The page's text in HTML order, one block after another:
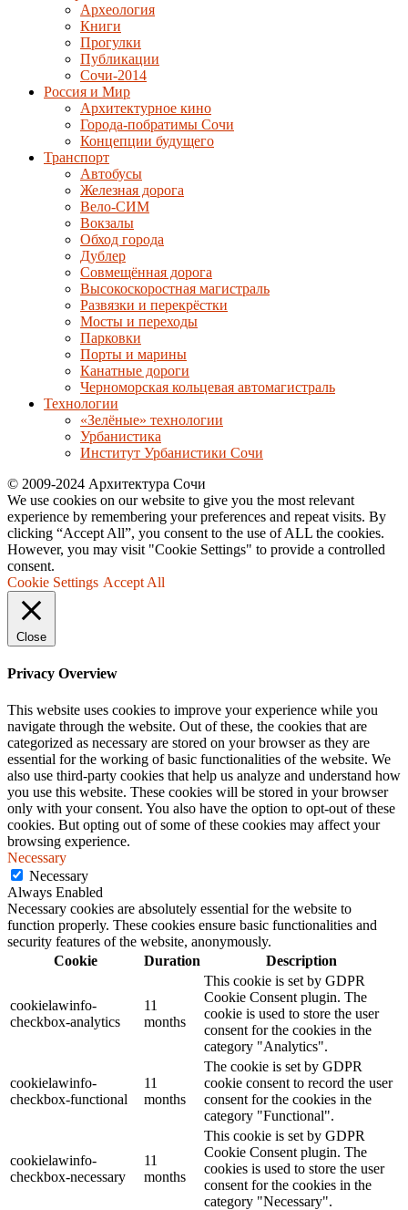
Археология
Книги
Прогулки
Публикации
Сочи-2014
Россия и Мир
Архитектурное кино
Города-побратимы Сочи
Концепции будущего
Транспорт
Автобусы
Железная дорога
Вело-СИМ
Вокзалы
Обход города
Дублер
Совмещённая дорога
Высокоскоростная магистраль
Развязки и перекрёстки
Мосты и переходы
Парковки
Порты и марины
Канатные дороги
Черноморская кольцевая автомагистраль
Технологии
«Зелёные» технологии
Урбанистика
Институт Урбанистики Сочи
© 2009-2024 Архитектура Сочи
We use cookies on our website to give you the most relevant
experience by remembering your preferences and repeat visits. By
clicking “Accept All”, you consent to the use of ALL the cookies.
However, you may visit "Cookie Settings" to provide a controlled
consent.
Cookie Settings Accept All
Close
Privacy Overview
This website uses cookies to improve your experience while you
navigate through the website. Out of these, the cookies that are
categorized as necessary are stored on your browser as they are
essential for the working of basic functionalities of the website. We
also use third-party cookies that help us analyze and understand how
you use this website. These cookies will be stored in your browser
only with your consent. You also have the option to opt-out of these
cookies. But opting out of some of these cookies may affect your
browsing experience.
Necessary
Necessary
Always Enabled
Necessary cookies are absolutely essential for the website to
function properly. These cookies ensure basic functionalities and
security features of the website, anonymously.
Cookie
Duration Description
cookielawinfo-
checkbox-analytics
11
months
This cookie is set by GDPR
Cookie Consent plugin. The
cookie is used to store the user
consent for the cookies in the
category "Analytics".
cookielawinfo-
checkbox-functional
11
months
The cookie is set by GDPR
cookie consent to record the user
consent for the cookies in the
category "Functional".
cookielawinfo-
checkbox-necessary
11
months
This cookie is set by GDPR
Cookie Consent plugin. The
cookies is used to store the user
consent for the cookies in the
category "Necessary".